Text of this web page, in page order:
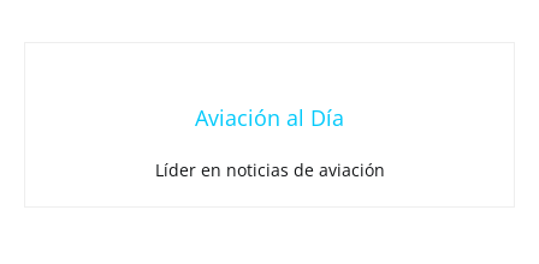
Aviación al Día
Líder en noticias de aviación